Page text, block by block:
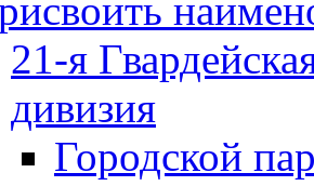
21-я
дивизия
Городской